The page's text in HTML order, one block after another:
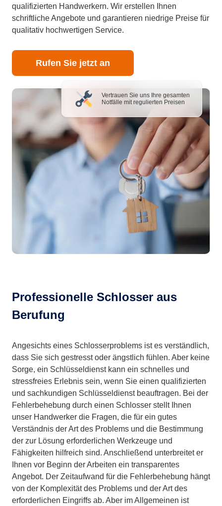
qualifizierten Handwerkern. Wir erstellen Ihnen
schriftliche Angebote und garantieren niedrige Preise für
qualitativ hochwertigen Service.
Rufen Sie jetzt an
Vertrauen Sie uns Ihre gesamten
Notfälle mit regulierten Preisen
Professionelle Schlosser aus
Berufung
Angesichts eines Schlosserproblems ist es verständlich,
dass Sie sich gestresst oder ängstlich fühlen. Aber keine
Sorge, ein Schlüsseldienst kann ein schnelles und
stressfreies Erlebnis sein, wenn Sie einen qualifizierten
und sachkundigen Schlüsseldienst beauftragen. Bei der
Fehlerbehebung durch einen Schlosser stellt Ihnen
unser Handwerker die Fragen, die für ein gutes
Verständnis der Art des Problems und die Bestimmung
der zur Lösung erforderlichen Werkzeuge und
Fähigkeiten hilfreich sind. Anschließend unterbreitet er
Ihnen vor Beginn der Arbeiten ein transparentes
Angebot. Der Zeitaufwand für die Fehlerbehebung hängt
von der Komplexität des Problems und der Art des
erforderlichen Eingriffs ab. Aber im Allgemeinen ist